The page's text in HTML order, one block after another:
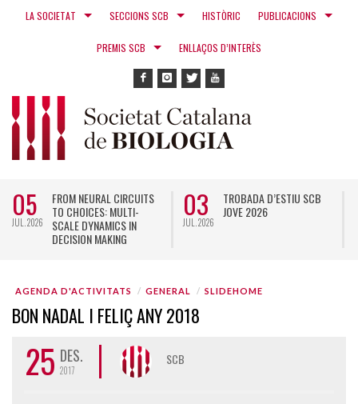
LA SOCIETAT SECCIONS SCB HISTÒRIC PUBLICACIONS
PREMIS SCB ENLLAÇOS D’INTERÈS
05
JUL. 2026
FROM NEURAL CIRCUITS
TO CHOICES: MULTI-
SCALE DYNAMICS IN
DECISION MAKING
03
JUL. 2026
TROBADA D’ESTIU SCB
JOVE 2026
AGENDA D'ACTIVITATS GENERAL SLIDEHOME
BON NADAL I FELIÇ ANY 2018
25 DES.
2017
SCB